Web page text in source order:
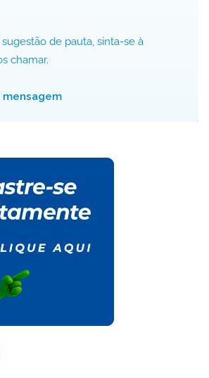
de pauta, sinta-se à
chamar.
mensagem